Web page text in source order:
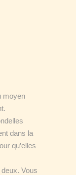
moyen
dans la
qu’elles
Vous